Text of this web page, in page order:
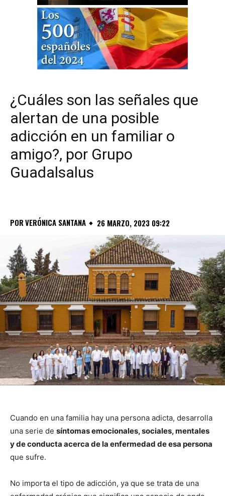
¿Cuáles son las señales que
alertan de una posible
adicción en un familiar o
amigo?, por Grupo
Guadalsalus
PORVERÓNICA SANTANA 26 MARZO, 2023 09:22
Cuando en una familia hay una persona adicta, desarrolla
una serie de síntomas emocionales, sociales, mentales
y de conducta acerca de la enfermedad de esa persona
que sufre.
No importa el tipo de adicción, ya que se trata de una